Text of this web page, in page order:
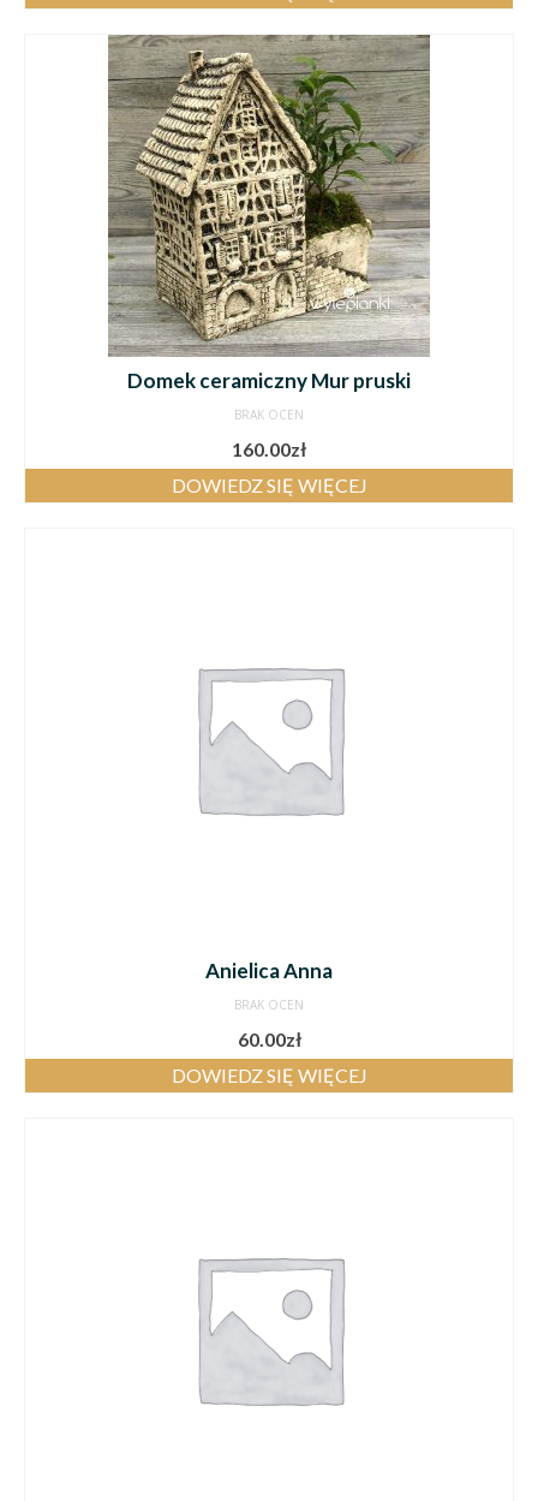
Domek ceramiczny Mur pruski
BRAK OCEN
160.00zł
DOWIEDZ SIĘ WIĘCEJ
Anielica Anna
BRAK OCEN
60.00zł
DOWIEDZ SIĘ WIĘCEJ